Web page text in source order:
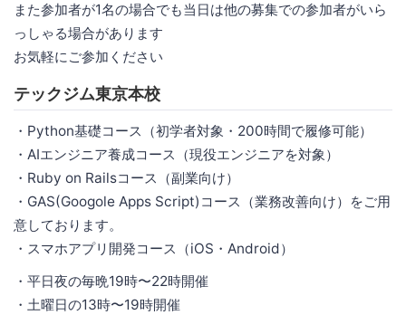
また参加者が1名の場合でも当日は他の募集での参加者がいら
っしゃる場合があります
お気軽にご参加ください
テックジム東京本校
・Python基礎コース（初学者対象・200時間で履修可能）
・AIエンジニア養成コース（現役エンジニアを対象）
・Ruby on Railsコース（副業向け）
・GAS(Googole Apps Script)コース（業務改善向け）をご用
意しております。
・スマホアプリ開発コース（iOS・Android）
・平日夜の毎晩19時〜22時開催
・土曜日の13時〜19時開催